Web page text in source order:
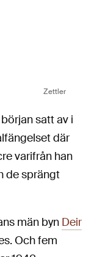
Zettler
satt av i
där
varifrån han
de sprängt
män byn Deir
Och fem